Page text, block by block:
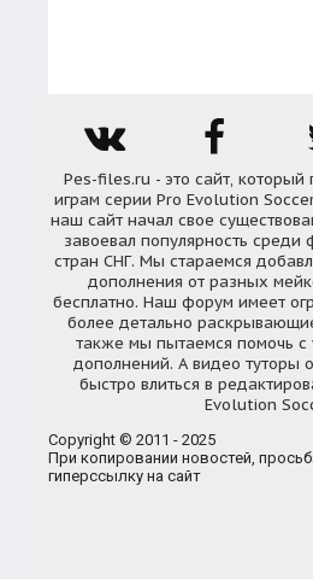
Pes-files.ru - это сайт,
играм серии Pro Evolution
наш сайт начал свое
завоевал популярность среди
стран СНГ. Мы стараемся
дополнения от разных
бесплатно. Наш форум имеет
более детально
также мы пытаемся помочь с
дополнений. А видео туторы
быстро влиться в
Evolution
Copyright © 2011 - 2025
При копировании новостей,
гиперссылку на сайт